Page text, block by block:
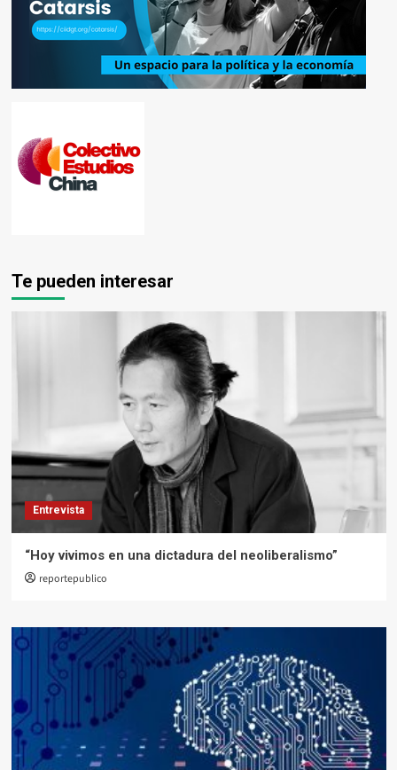
Te pueden interesar
Entrevista
“Hoy vivimos en una dictadura del neoliberalismo”
reportepublico